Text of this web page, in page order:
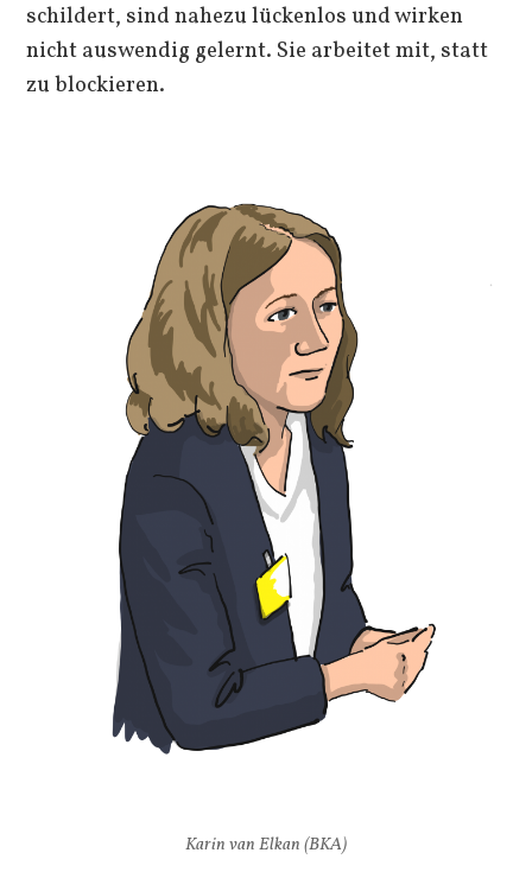
schildert, sind nahezu lückenlos und wirken
nicht auswendig gelernt. Sie arbeitet mit, statt
zu blockieren.
Karin van Elkan (BKA)